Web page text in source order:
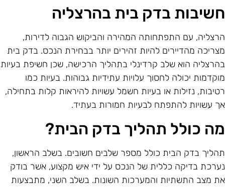
בדק בית בהרצליה
עם התפתחותה המהירה והביקוש הגבוה לדירות,
מהדיירים להיות זהירים יותר בבחירת הנכס. בדק בית
הוא שלב קרדינלי בתהליך הרכישה, שכן חשיפת בעיות
יכולה לחסוך עלויות עתידיות גבוהות. בעיות כמו
נזילות או בעיות חשמל עשויות להיראות קלות בתחילה,
עשויות להתפתח לבעיות חמורות בעתיד.
כולל תהליך בדק הבית?
בדק הבית כולל מספר שלבים חשובים. בשלב הראשון,
בדיקה כללית של הנכס על ידי איש מקצוע, אשר בודק
מצב התשתיות והמערכות השונות. בשלב השני, מתבצעות